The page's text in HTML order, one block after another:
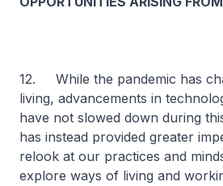
12. While the pandemic has
living, advancements in
have not slowed down during
has instead provided greater
relook at our practices and
explore ways of living and